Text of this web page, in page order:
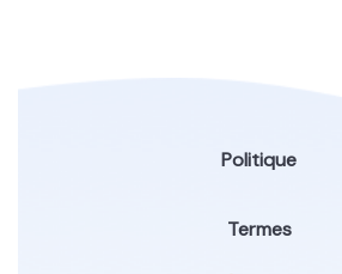
Politique
Termes